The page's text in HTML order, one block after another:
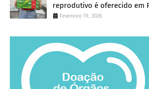
reprodutivo é oferecido em
Fevereiro 19, 2026